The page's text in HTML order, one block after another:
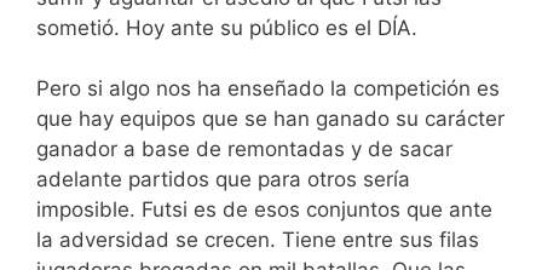
sometió. Hoy ante su público es el DÍA.
Pero si algo nos ha enseñado la competición es
que hay equipos que se han ganado su carácter
ganador a base de remontadas y de sacar
adelante partidos que para otros sería
imposible. Futsi es de esos conjuntos que ante
la adversidad se crecen. Tiene entre sus filas